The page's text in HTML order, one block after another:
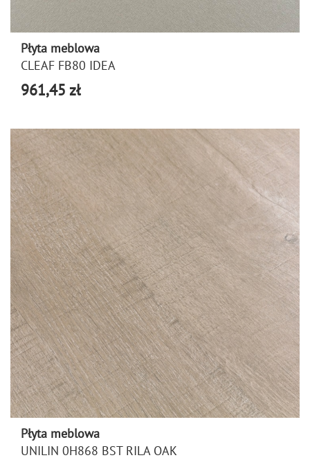
Płyta meblowa
CLEAF FB80 IDEA
961,45 zł
Płyta meblowa
UNILIN 0H868 BST RILA OAK